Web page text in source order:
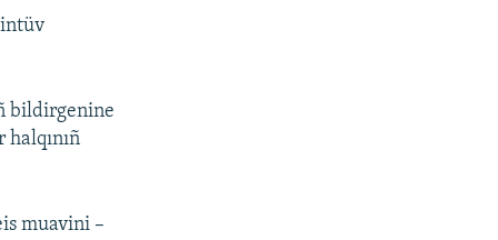
bildirgenine
muavini –